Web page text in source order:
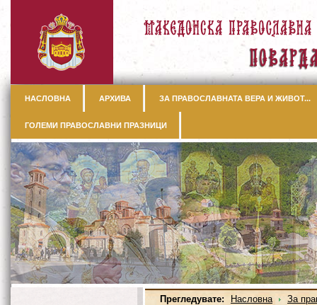
НАСЛОВНА АРХИВА ЗА ПРАВОСЛАВНАТА ВЕРА И ЖИВОТ...
ГОЛЕМИ ПРАВОСЛАВНИ ПРАЗНИЦИ
Прегледувате: Насловна За